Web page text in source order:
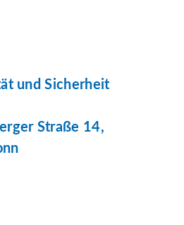
und Sicherheit
Straße 14,